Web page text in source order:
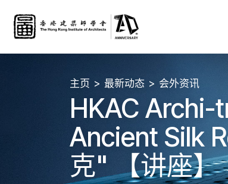
主页 最新动态 会外资讯
HKAC
Ancient Silk
克" 【讲座